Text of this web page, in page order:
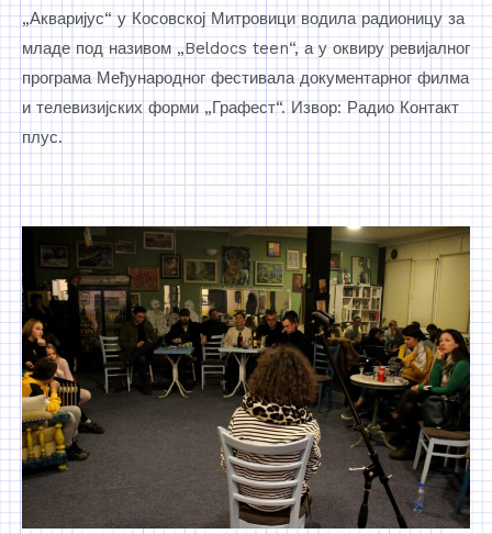
„Акваријус“ у Косовској Митровици водила радионицу за
младе под називом „Beldocs teen“, а у оквиру ревијалног
програма Међународног фестивала документарног филма
и телевизијских форми „Графест“. Извор: Радио Контакт
плус.